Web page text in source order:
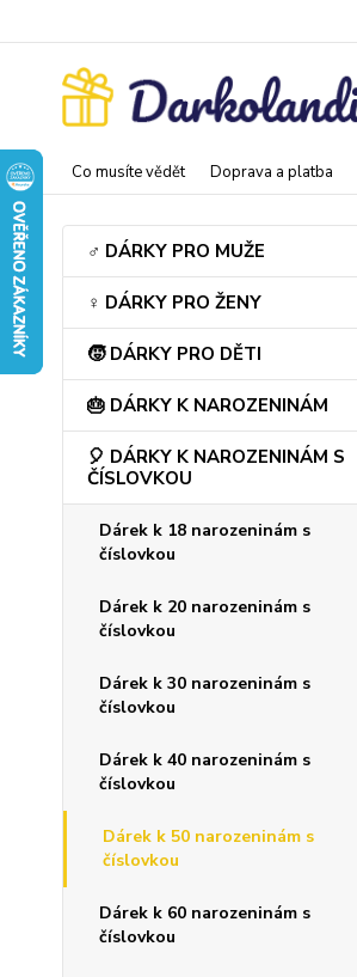
Co musíte vědět Doprava a platba
♂️ DÁRKY PRO MUŽE
♀️ DÁRKY PRO ŽENY
🧒 DÁRKY PRO DĚTI
🎂 DÁRKY K NAROZENINÁM
🎈 DÁRKY K NAROZENINÁM S
ČÍSLOVKOU
Dárek k 18 narozeninám s
číslovkou
Dárek k 20 narozeninám s
číslovkou
Dárek k 30 narozeninám s
číslovkou
Dárek k 40 narozeninám s
číslovkou
Dárek k 50 narozeninám s
číslovkou
Dárek k 60 narozeninám s
číslovkou